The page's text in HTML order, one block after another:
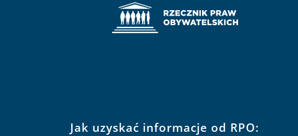
Jak uzyskać informacje od RPO: